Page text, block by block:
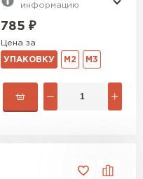
информацию
785 ₽
Цена за
УПАКОВКУ М2 М3